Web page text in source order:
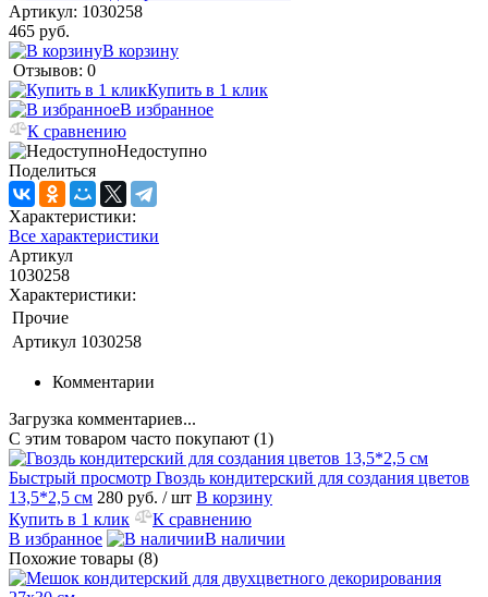
Артикул: 1030258
465 руб.
В корзину
Отзывов: 0
Купить в 1 клик
В избранное
К сравнению
Недоступно
Поделиться
Характеристики:
Все характеристики
Артикул
1030258
Характеристики:
Прочие
Артикул 1030258
Комментарии
Загрузка комментариев...
С этим товаром часто покупают (1)
Быстрый просмотр Гвоздь кондитерский для создания цветов
13,5*2,5 см 280 руб. / шт В корзину
Купить в 1 клик
К сравнению
В избранное
В наличии
Похожие товары (8)